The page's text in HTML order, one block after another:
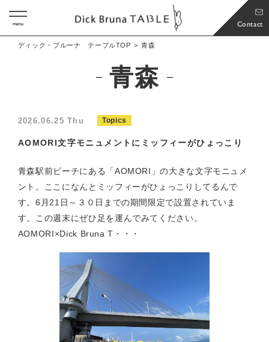
Contact
menu
ディック・ブルーナ テーブルTOP 青森
青森
2026.06.25 Thu Topics
AOMORI文字モニュメントにミッフィーがひょっこり
青森駅前ビーチにある「AOMORI」の大きな文字モニュメ
ント。ここになんとミッフィーがひょっこりしてるんで
す。6月21日～３０日までの期間限定で設置されていま
す。この週末にぜひ足を運んでみてください。
AOMORI×Dick Bruna T・・・